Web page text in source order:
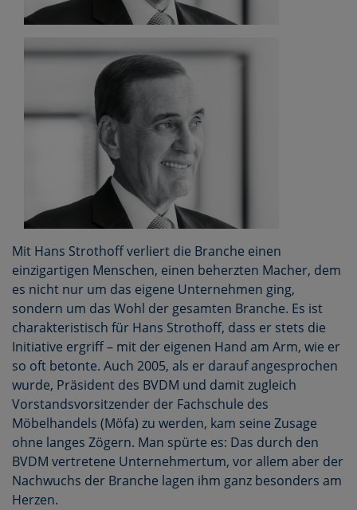
Mit Hans Strothoff verliert die Branche einen
einzigartigen Menschen, einen beherzten Macher, dem
es nicht nur um das eigene Unternehmen ging,
sondern um das Wohl der gesamten Branche. Es ist
charakteristisch für Hans Strothoff, dass er stets die
Initiative ergriff – mit der eigenen Hand am Arm, wie er
so oft betonte. Auch 2005, als er darauf angesprochen
wurde, Präsident des BVDM und damit zugleich
Vorstandsvorsitzender der Fachschule des
Möbelhandels (Möfa) zu werden, kam seine Zusage
ohne langes Zögern. Man spürte es: Das durch den
BVDM vertretene Unternehmertum, vor allem aber der
Nachwuchs der Branche lagen ihm ganz besonders am
Herzen.